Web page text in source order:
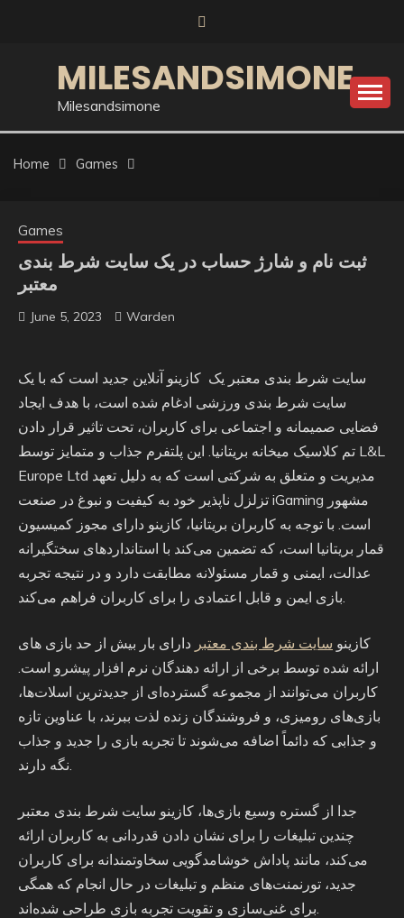
MILESANDSIMONE
Milesandsimone
Home Games
Games
ثبت نام و شارژ حساب در یک سایت شرط بندی
معتبر
June 5, 2023 Warden
سایت شرط بندی معتبر یک کازینو آنلاین جدید است که با یک
سایت شرط بندی ورزشی ادغام شده است، با هدف ایجاد
فضایی صمیمانه و اجتماعی برای کاربران، تحت تاثیر قرار دادن
تم کلاسیک میخانه بریتانیا. این پلتفرم جذاب و متمایز توسط L&L
Europe Ltd مدیریت و متعلق به شرکتی است که به دلیل تعهد
تزلزل ناپذیر خود به کیفیت و نبوغ در صنعت iGaming مشهور
است. با توجه به کاربران بریتانیا، کازینو دارای مجوز کمیسیون
قمار بریتانیا است، که تضمین می‌کند با استانداردهای سختگیرانه
عدالت، ایمنی و قمار مسئولانه مطابقت دارد و در نتیجه تجربه
بازی ایمن و قابل اعتمادی را برای کاربران فراهم می‌کند.
کازینو سایت شرط بندی معتبر دارای بار بیش از حد بازی های
ارائه شده توسط برخی از ارائه دهندگان نرم افزار پیشرو است.
کاربران می‌توانند از مجموعه گسترده‌ای از جدیدترین اسلات‌ها،
بازی‌های رومیزی، و فروشندگان زنده لذت ببرند، با عناوین تازه
و جذابی که دائماً اضافه می‌شوند تا تجربه بازی را جدید و جذاب
نگه دارند.
جدا از گستره وسیع بازی‌ها، کازینو سایت شرط بندی معتبر
چندین تبلیغات را برای نشان دادن قدردانی به کاربران ارائه
می‌کند، مانند پاداش خوشامدگویی سخاوتمندانه برای کاربران
جدید، تورنمنت‌های منظم و تبلیغات در حال انجام که همگی
برای غنی‌سازی و تقویت تجربه بازی طراحی شده‌اند.